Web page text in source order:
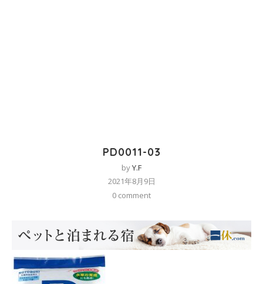
PD0011-03
byY.F
2021年8月9日
0 comment